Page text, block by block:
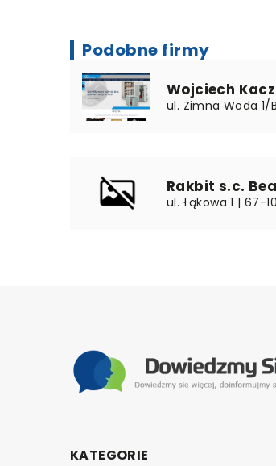
Podobne firmy
Wojciech
ul. Zimna Woda 1/
Rakbit s.c.
ul. Łąkowa 1 | 67-
KATEGORIE